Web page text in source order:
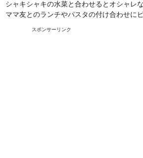
シャキシャキの水菜と合わせるとオシャレ
ママ友とのランチやパスタの付け合わせに
スポンサーリンク